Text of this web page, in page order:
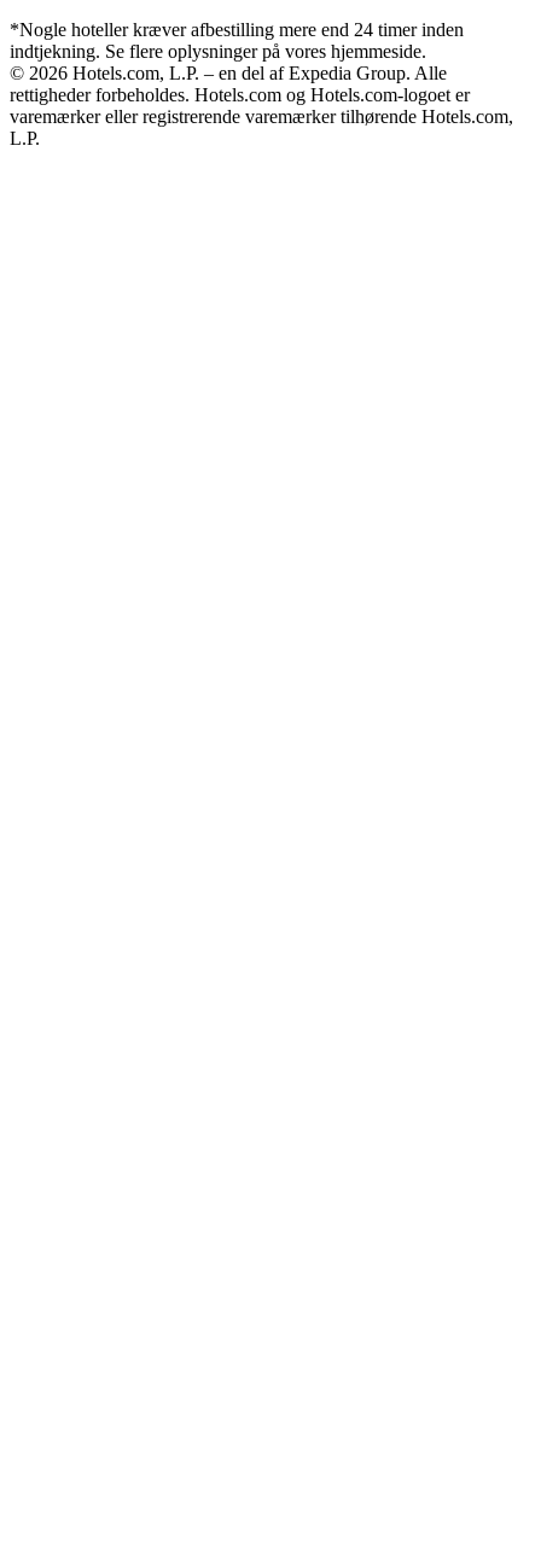
*Nogle hoteller kræver afbestilling mere end 24 timer inden
indtjekning. Se flere oplysninger på vores hjemmeside.
© 2026 Hotels.com, L.P. – en del af Expedia Group. Alle
rettigheder forbeholdes. Hotels.com og Hotels.com-logoet er
varemærker eller registrerende varemærker tilhørende Hotels.com,
L.P.